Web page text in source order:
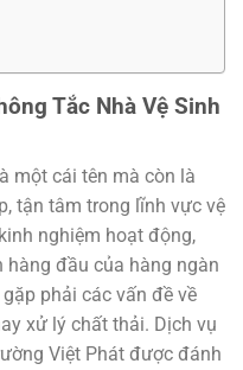
Tắc Nhà Vệ Sinh
một cái tên mà còn là
tận tâm trong lĩnh vực vệ
nghiệm hoạt động,
đầu của hàng ngàn
phải các vấn đề về
xử lý chất thải. Dịch vụ
Việt Phát được đánh